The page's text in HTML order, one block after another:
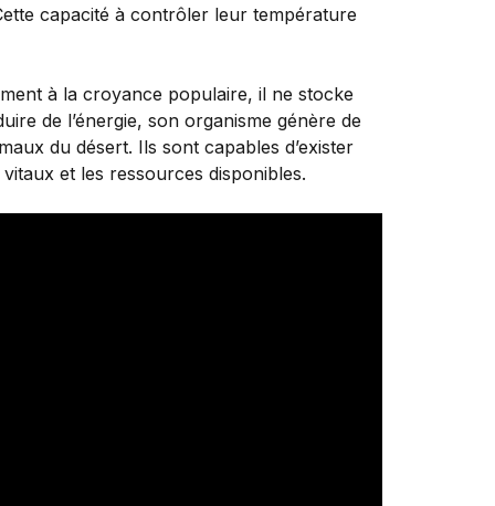
capacité à contrôler leur température
à la croyance populaire, il ne stocke
de l’énergie, son organisme génère de
du désert. Ils sont capables d’exister
et les ressources disponibles.